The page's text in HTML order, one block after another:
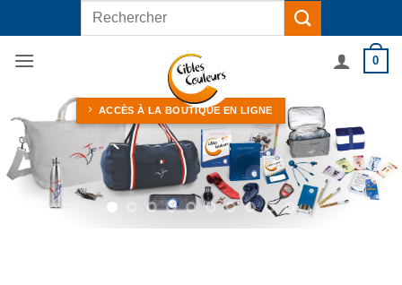
au
contenu
Recherche
pour :
0
ACCÈS À LA BOUTIQUE EN LIGNE